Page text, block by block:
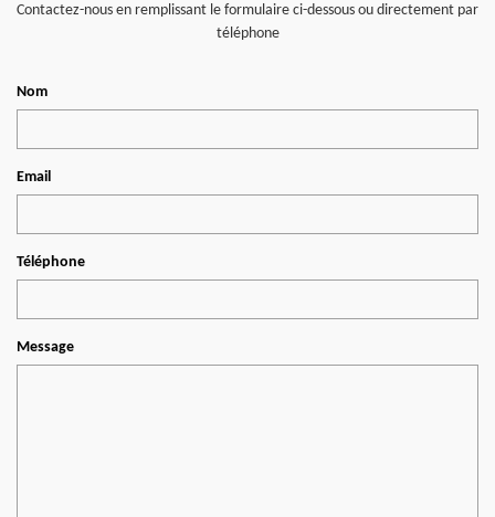
Contactez-nous en remplissant le formulaire ci-dessous ou directement par
téléphone
Nom
Email
Téléphone
Message